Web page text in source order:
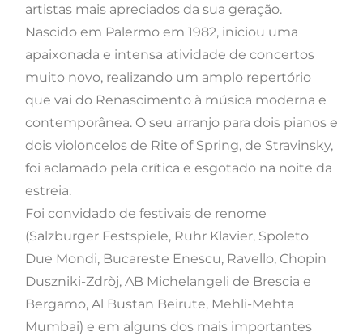
artistas mais apreciados da sua geração.
Nascido em Palermo em 1982, iniciou uma
apaixonada e intensa atividade de concertos
muito novo, realizando um amplo repertório
que vai do Renascimento à música moderna e
contemporânea. O seu arranjo para dois pianos e
dois violoncelos de Rite of Spring, de Stravinsky,
foi aclamado pela crítica e esgotado na noite da
estreia.
Foi convidado de festivais de renome
(Salzburger Festspiele, Ruhr Klavier, Spoleto
Due Mondi, Bucareste Enescu, Ravello, Chopin
Duszniki-Zdròj, AB Michelangeli de Brescia e
Bergamo, Al Bustan Beirute, Mehli-Mehta
Mumbai) e em alguns dos mais importantes